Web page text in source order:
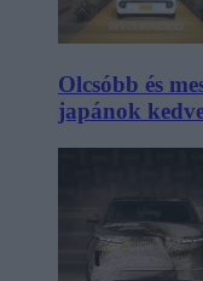
Olcsóbb és
japánok